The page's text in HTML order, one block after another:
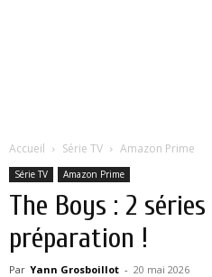
Accueil Série TV Amazon Prime
Série TV Amazon Prime
The Boys : 2
préparation !
Par Yann Grosboillot - 20 mai 2026